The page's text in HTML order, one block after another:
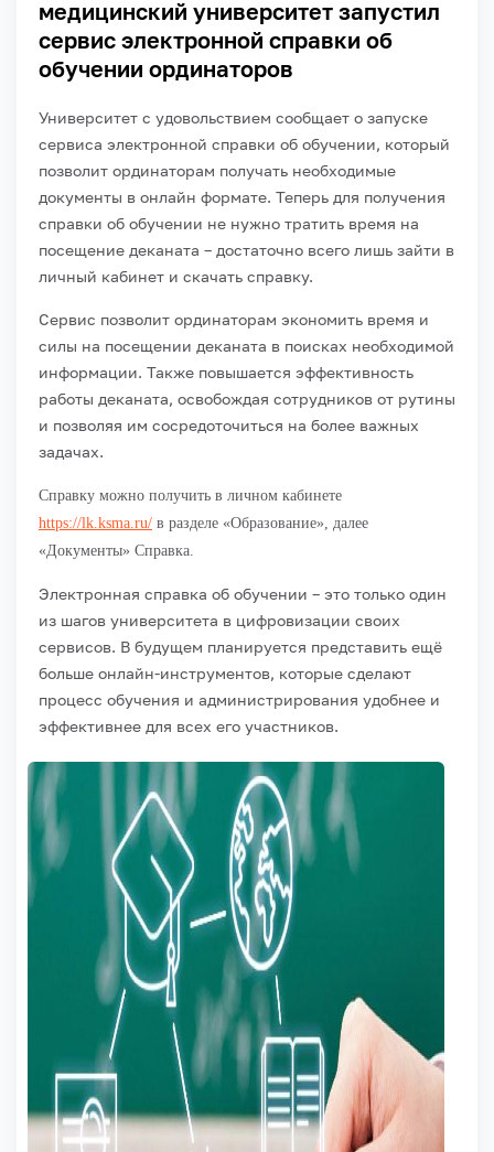
медицинский университет запустил
сервис электронной справки об
обучении ординаторов
Университет с удовольствием сообщает о запуске
сервиса электронной справки об обучении, который
позволит ординаторам получать необходимые
документы в онлайн формате. Теперь для получения
справки об обучении не нужно тратить время на
посещение деканата – достаточно всего лишь зайти в
личный кабинет и скачать справку.
Сервис позволит ординаторам экономить время и
силы на посещении деканата в поисках необходимой
информации. Также повышается эффективность
работы деканата, освобождая сотрудников от рутины
и позволяя им сосредоточиться на более важных
задачах.
Справку можно получить в личном кабинете
https://lk.ksma.ru/ в разделе «Образование», далее
«Документы» Справка.
Электронная справка об обучении – это только один
из шагов университета в цифровизации своих
сервисов. В будущем планируется представить ещё
больше онлайн-инструментов, которые сделают
процесс обучения и администрирования удобнее и
эффективнее для всех его участников.